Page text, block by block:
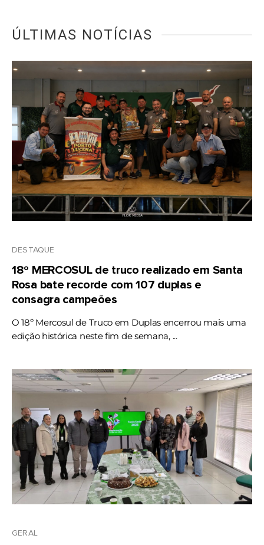
ÚLTIMAS NOTÍCIAS
DESTAQUE
18º MERCOSUL de truco realizado em Santa
Rosa bate recorde com 107 duplas e
consagra campeões
O 18º Mercosul de Truco em Duplas encerrou mais uma
edição histórica neste fim de semana, ...
GERAL